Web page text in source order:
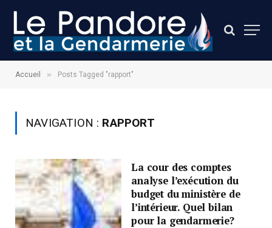
Accueil » Posts Tagged "rapport"
NAVIGATION : RAPPORT
La cour des comptes
analyse l’exécution du
budget du ministère de
l’intérieur. Quel bilan
pour la gendarmerie?